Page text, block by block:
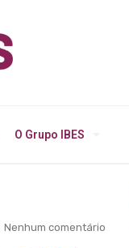
O Grupo IBES
Nenhum comentário